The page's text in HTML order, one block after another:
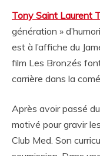
Tony Saint Laurent
génération »
est à l’affiche du
film Les Bronzés
carrière dans la
Après avoir passé
motivé pour gravir
Club Med. Son